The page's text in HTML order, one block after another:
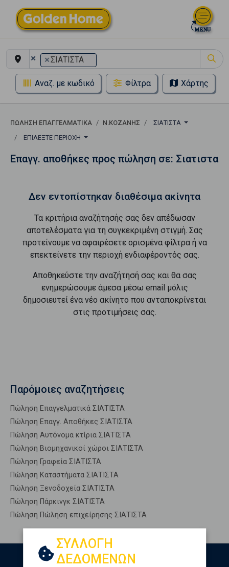
× ×ΣΙΑΤΙΣΤΑ
Αναζ. με κωδικό Φίλτρα Χάρτης
ΠΏΛΗΣΗ ΕΠΑΓΓΕΛΜΑΤΙΚΆ Ν.ΚΟΖΑΝΗΣ
ΣΙΑΤΙΣΤΑ
ΕΠΙΛΈΞΤΕ ΠΕΡΙΟΧΉ
Επαγγ. αποθήκες προς πώληση σε: Σιατιστα
Δεν εντοπίστηκαν διαθέσιμα ακίνητα
Τα κριτήρια αναζήτησής σας δεν απέδωσαν
αποτελέσματα για τη συγκεκριμένη στιγμή. Σας
προτείνουμε να αφαιρέσετε ορισμένα φίλτρα ή να
επεκτείνετε την περιοχή ενδιαφέροντός σας.
Αποθηκεύστε την αναζήτησή σας και θα σας
ενημερώσουμε άμεσα μέσω email μόλις
δημοσιευτεί ένα νέο ακίνητο που ανταποκρίνεται
στις προτιμήσεις σας.
Παρόμοιες αναζητήσεις
Πώληση Επαγγελματικά ΣΙΑΤΙΣΤΑ
Πώληση Επαγγ. Αποθήκες ΣΙΑΤΙΣΤΑ
Πώληση Αυτόνομα κτίρια ΣΙΑΤΙΣΤΑ
Πώληση Βιομηχανικοί χώροι ΣΙΑΤΙΣΤΑ
Πώληση Γραφεία ΣΙΑΤΙΣΤΑ
Πώληση Καταστήματα ΣΙΑΤΙΣΤΑ
Πώληση Ξενοδοχεία ΣΙΑΤΙΣΤΑ
Πώληση Πάρκινγκ ΣΙΑΤΙΣΤΑ
Πώληση Πώληση επιχείρησης ΣΙΑΤΙΣΤΑ
ΣΥΛΛΟΓΗ
ΔΕΔΟΜΕΝΩΝ